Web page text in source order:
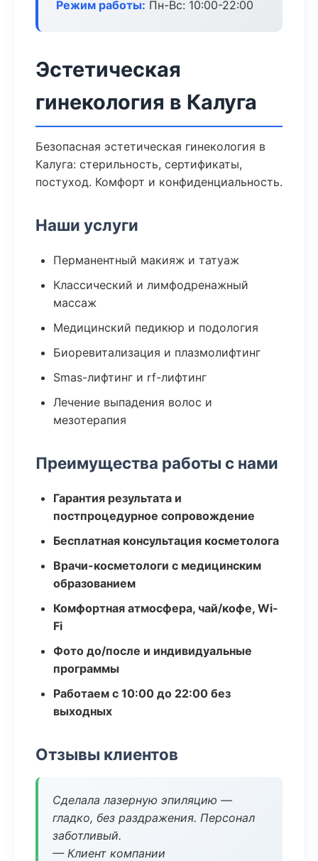
Режим работы: Пн-Вс: 10:00-22:00
Эстетическая
гинекология в Калуга
Безопасная эстетическая гинекология в
Калуга: стерильность, сертификаты,
постуход. Комфорт и конфиденциальность.
Наши услуги
Перманентный макияж и татуаж
Классический и лимфодренажный
массаж
Медицинский педикюр и подология
Биоревитализация и плазмолифтинг
Smas-лифтинг и rf-лифтинг
Лечение выпадения волос и
мезотерапия
Преимущества работы с нами
Гарантия результата и
постпроцедурное сопровождение
Бесплатная консультация косметолога
Врачи-косметологи с медицинским
образованием
Комфортная атмосфера, чай/кофе, Wi-
Fi
Фото до/после и индивидуальные
программы
Работаем с 10:00 до 22:00 без
выходных
Отзывы клиентов
Сделала лазерную эпиляцию —
гладко, без раздражения. Персонал
заботливый.
— Клиент компании